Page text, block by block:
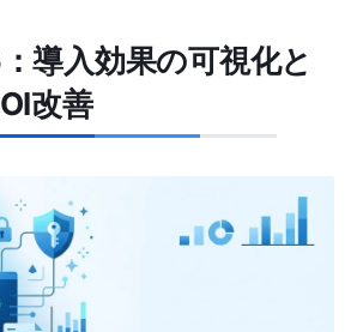
導入効果の可視化と
改善